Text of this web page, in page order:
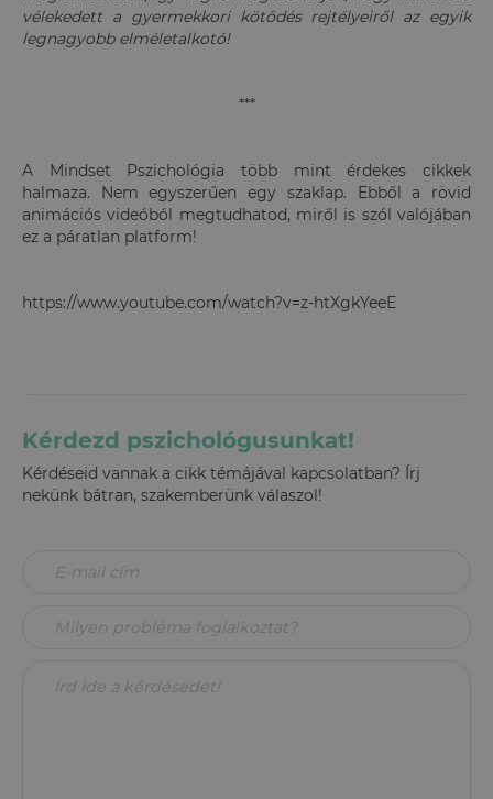
vélekedett a gyermekkori kötődés rejtélyeiről az egyik
legnagyobb elméletalkotó!
***
A Mindset Pszichológia több mint érdekes cikkek
halmaza. Nem egyszerűen egy szaklap. Ebből a rövid
animációs videóból megtudhatod, miről is szól valójában
ez a páratlan platform!
https://www.youtube.com/watch?v=z-htXgkYeeE
Kérdezd pszichológusunkat!
Kérdéseid vannak a cikk témájával kapcsolatban? Írj
nekünk bátran, szakemberünk válaszol!